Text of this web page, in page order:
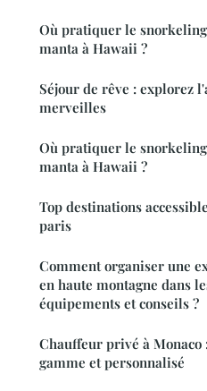
Où pratiquer le
manta à Hawaii ?
Séjour de rêve : explorez
merveilles
Où pratiquer le
manta à Hawaii ?
Top destinations
paris
Comment organiser une
en haute montagne dans
équipements et conseils ?
Chauffeur privé à
gamme et personnalisé